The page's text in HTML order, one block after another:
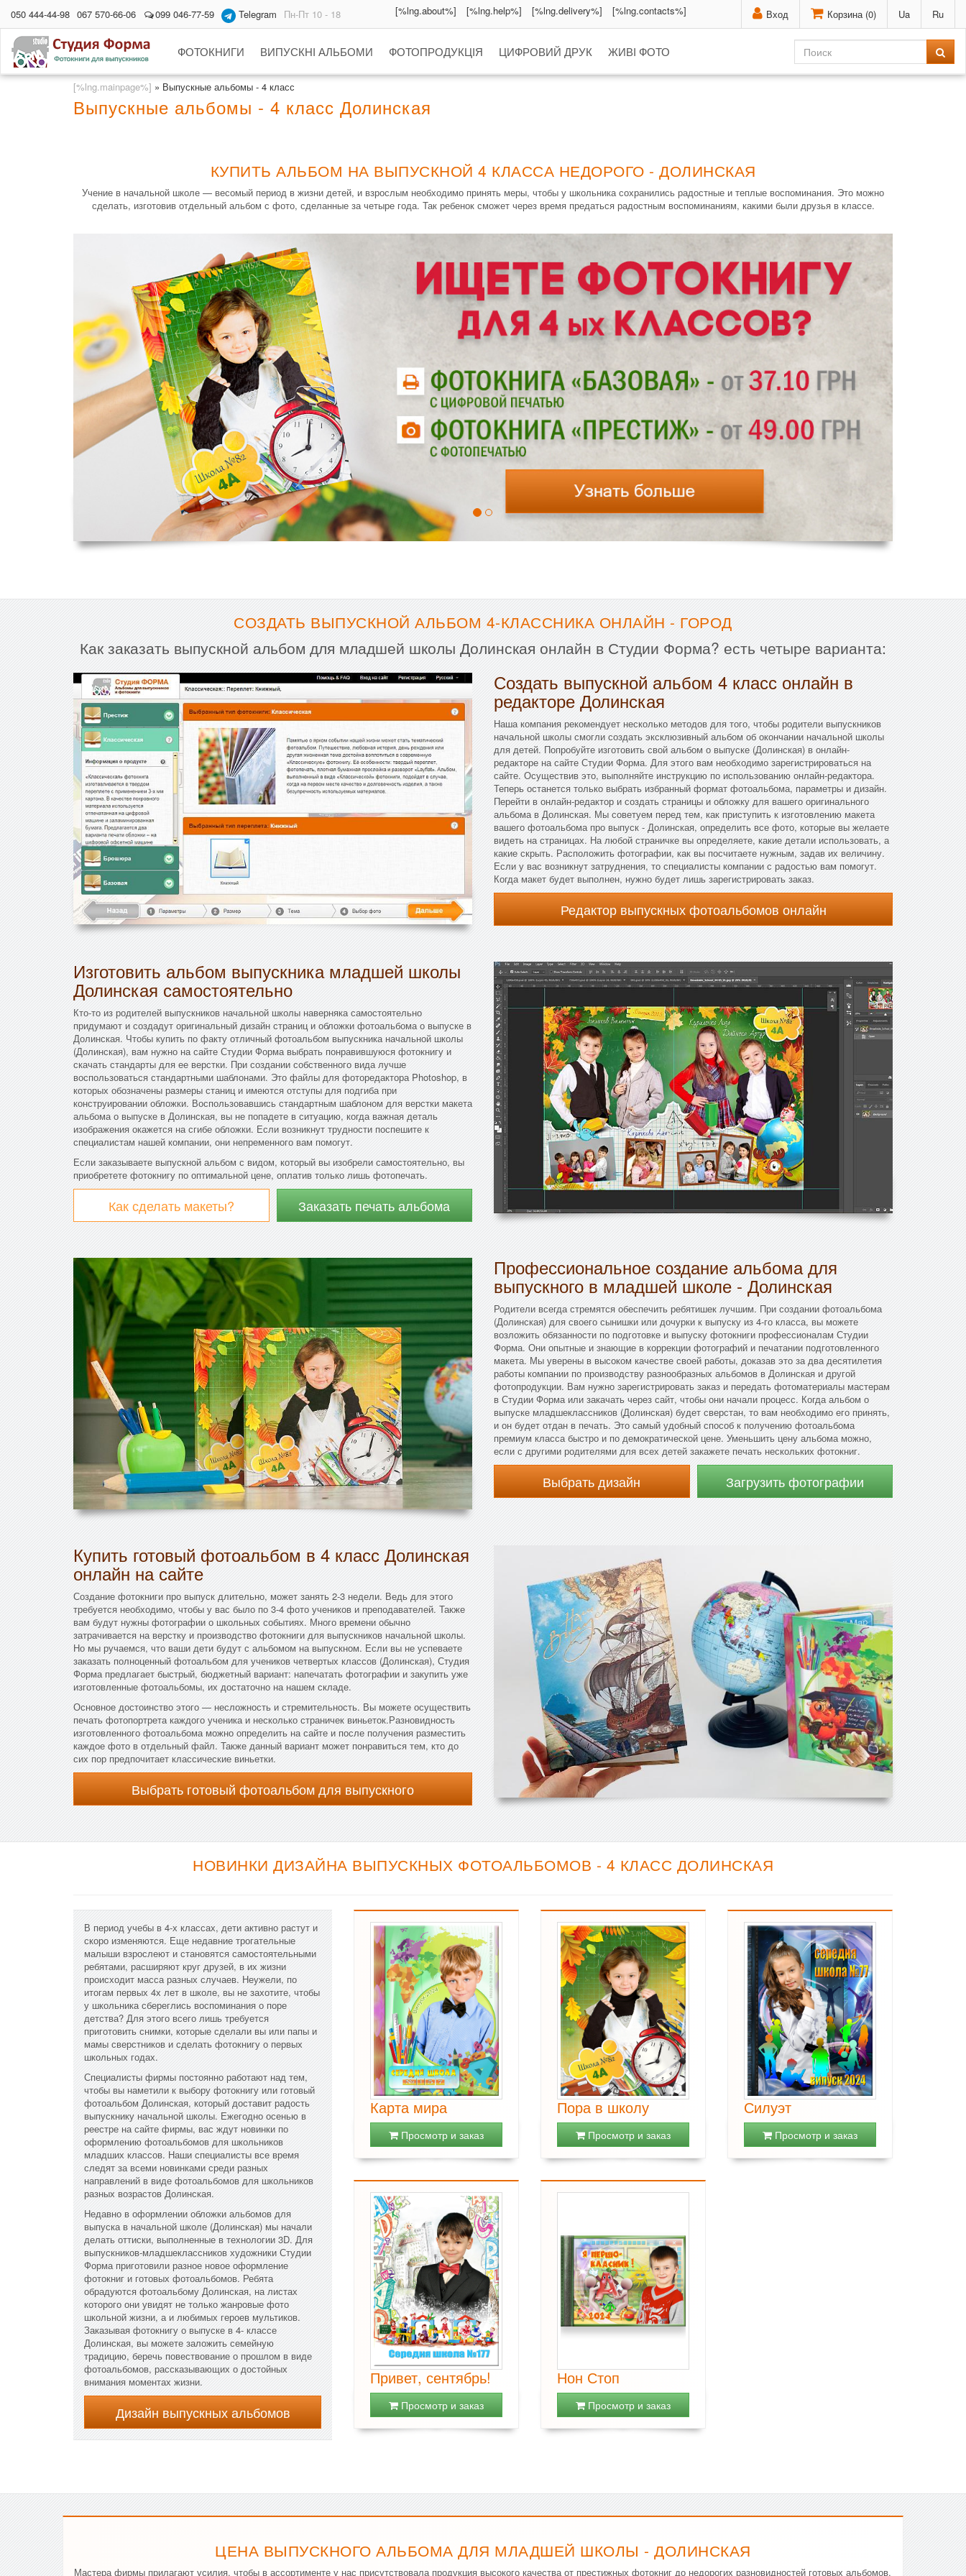
Вход Корзина (0) Ua Ru
050 444-44-98 067 570-66-06 099 046-77-59 Telegram Пн-Пт 10 - 18 [%lng.about%] [%lng.help%] [%lng.delivery%] [%lng.contacts%]
ФОТОКНИГИ ВИПУСКНІ АЛЬБОМИ ФОТОПРОДУКЦІЯ ЦИФРОВИЙ ДРУК ЖИВІ ФОТО
[%lng.mainpage%] » Выпускные альбомы - 4 класс
Выпускные альбомы - 4 класс Долинская
КУПИТЬ АЛЬБОМ НА ВЫПУСКНОЙ 4 КЛАССА НЕДОРОГО - ДОЛИНСКАЯ
Учение в начальной школе — весомый период в жизни детей, и взрослым необходимо принять меры, чтобы у школьника сохранились радостные и теплые воспоминания. Это можно
сделать, изготовив отдельный альбом с фото, сделанные за четыре года. Так ребенок сможет через время предаться радостным воспоминаниям, какими были друзья в классе.
СОЗДАТЬ ВЫПУСКНОЙ АЛЬБОМ 4-КЛАССНИКА ОНЛАЙН - ГОРОД
Как заказать выпускной альбом для младшей школы Долинская онлайн в Студии Форма? есть четыре варианта:
Создать выпускной альбом 4 класс онлайн в
редакторе Долинская
Наша компания рекомендует несколько методов для того, чтобы родители выпускников
начальной школы смогли создать эксклюзивный альбом об окончании начальной школы
для детей. Попробуйте изготовить свой альбом о выпуске (Долинская) в онлайн-
редакторе на сайте Студии Форма. Для этого вам необходимо зарегистрироваться на
сайте. Осуществив это, выполняйте инструкцию по использованию онлайн-редактора.
Теперь останется только выбрать избранный формат фотоальбома, параметры и дизайн.
Перейти в онлайн-редактор и создать страницы и обложку для вашего оригинального
альбома в Долинская. Мы советуем перед тем, как приступить к изготовлению макета
вашего фотоальбома про выпуск - Долинская, определить все фото, которые вы желаете
видеть на страницах. На любой страничке вы определяете, какие детали использовать, а
какие скрыть. Расположить фотографии, как вы посчитаете нужным, задав их величину.
Если у вас возникнут затруднения, то специалисты компании с радостью вам помогут.
Когда макет будет выполнен, нужно будет лишь зарегистрировать заказ.
Редактор выпускных фотоальбомов онлайн
Изготовить альбом выпускника младшей школы
Долинская самостоятельно
Кто-то из родителей выпускников начальной школы наверняка самостоятельно
придумают и создадут оригинальный дизайн страниц и обложки фотоальбома о выпуске в
Долинская. Чтобы купить по факту отличный фотоальбом выпускника начальной школы
(Долинская), вам нужно на сайте Студии Форма выбрать понравившуюся фотокнигу и
скачать стандарты для ее верстки. При создании собственного вида лучше
воспользоваться стандартными шаблонами. Это файлы для фоторедактора Photoshop, в
которых обозначены размеры станиц и имеются отступы для подгиба при
конструировании обложки. Воспользовавшись стандартным шаблоном для верстки макета
альбома о выпуске в Долинская, вы не попадете в ситуацию, когда важная деталь
изображения окажется на сгибе обложки. Если возникнут трудности поспешите к
специалистам нашей компании, они непременного вам помогут.
Если заказываете выпускной альбом с видом, который вы изобрели самостоятельно, вы
приобретете фотокнигу по оптимальной цене, оплатив только лишь фотопечать.
Как сделать макеты? Заказать печать альбома
Профессиональное создание альбома для
выпускного в младшей школе - Долинская
Родители всегда стремятся обеспечить ребятишек лучшим. При создании фотоальбома
(Долинская) для своего сынишки или дочурки к выпуску из 4-го класса, вы можете
возложить обязанности по подготовке и выпуску фотокниги профессионалам Студии
Форма. Они опытные и знающие в коррекции фотографий и печатании подготовленного
макета. Мы уверены в высоком качестве своей работы, доказав это за два десятилетия
работы компании по производству разнообразных альбомов в Долинская и другой
фотопродукции. Вам нужно зарегистрировать заказ и передать фотоматериалы мастерам
в Студии Форма или закачать через сайт, чтобы они начали процесс. Когда альбом о
выпуске младшеклассников (Долинская) будет сверстан, то вам необходимо его принять,
и он будет отдан в печать. Это самый удобный способ к получению фотоальбома
премиум класса быстро и по демократической цене. Уменьшить цену альбома можно,
если с другими родителями для всех детей закажете печать нескольких фотокниг.
Выбрать дизайн Загрузить фотографии
Купить готовый фотоальбом в 4 класс Долинская
онлайн на сайте
Создание фотокниги про выпуск длительно, может занять 2-3 недели. Ведь для этого
требуется необходимо, чтобы у вас было по 3-4 фото учеников и преподавателей. Также
вам будут нужны фотографии о школьных событиях. Много времени обычно
затрачивается на верстку и производство фотокниги для выпускников начальной школы.
Но мы ручаемся, что ваши дети будут с альбомом на выпускном. Если вы не успеваете
заказать полноценный фотоальбом для учеников четвертых классов (Долинская), Студия
Форма предлагает быстрый, бюджетный вариант: напечатать фотографии и закупить уже
изготовленные фотоальбомы, их достаточно на нашем складе.
Основное достоинство этого — несложность и стремительность. Вы можете осуществить
печать фотопортрета каждого ученика и несколько страничек виньеток.Разновидность
изготовленного фотоальбома можно определить на сайте и после получения разместить
каждое фото в отдельный файл. Также данный вариант может понравиться тем, кто до
сих пор предпочитает классические виньетки.
Выбрать готовый фотоальбом для выпускного
НОВИНКИ ДИЗАЙНА ВЫПУСКНЫХ ФОТОАЛЬБОМОВ - 4 КЛАСС ДОЛИНСКАЯ
В период учебы в 4-х классах, дети активно растут и
скоро изменяются. Еще недавние трогательные
малыши взрослеют и становятся самостоятельными
ребятами, расширяют круг друзей, в их жизни
происходит масса разных случаев. Неужели, по
итогам первых 4х лет в школе, вы не захотите, чтобы
у школьника сбереглись воспоминания о поре
детства? Для этого всего лишь требуется
приготовить снимки, которые сделали вы или папы и
мамы сверстников и сделать фотокнигу о первых
школьных годах.
Специалисты фирмы постоянно работают над тем,
чтобы вы наметили к выбору фотокнигу или готовый
фотоальбом Долинская, который доставит радость
выпускнику начальной школы. Ежегодно осенью в
реестре на сайте фирмы, вас ждут новинки по
оформлению фотоальбомов для школьников
младших классов. Наши специалисты все время
следят за всеми новинками среди разных
направлений в виде фотоальбомов для школьников
разных возрастов Долинская.
Недавно в оформлении обложки альбомов для
выпуска в начальной школе (Долинская) мы начали
делать оттиски, выполненные в технологии 3D. Для
выпускников-младшеклассников художники Студии
Форма приготовили разное новое оформление
фотокниг и готовых фотоальбомов. Ребята
обрадуются фотоальбому Долинская, на листах
которого они увидят не только жанровые фото
школьной жизни, а и любимых героев мультиков.
Заказывая фотокнигу о выпуске в 4- классе
Долинская, вы можете заложить семейную
традицию, беречь повествование о прошлом в виде
фотоальбомов, рассказывающих о достойных
внимания моментах жизни.
Дизайн выпускных альбомов
Карта мира
Просмотр и заказ
Пора в школу
Просмотр и заказ
Силуэт
Просмотр и заказ
Привет, сентябрь!
Просмотр и заказ
Нон Стоп
Просмотр и заказ
ЦЕНА ВЫПУСКНОГО АЛЬБОМА ДЛЯ МЛАДШЕЙ ШКОЛЫ - ДОЛИНСКАЯ
Мастера фирмы прилагают усилия, чтобы в ассортименте у нас присутствовала продукция высокого качества от престижных фотокниг до недорогих разновидностей готовых альбомов.